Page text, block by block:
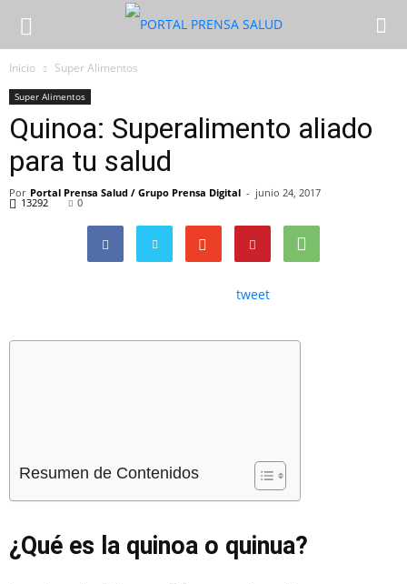
Inicio Super Alimentos
Super Alimentos
Quinoa: Superalimento aliado
para tu salud
Por Portal Prensa Salud / Grupo Prensa Digital - junio 24, 2017
13292 0
tweet
Resumen de Contenidos
¿Qué es la quinoa o quinua?